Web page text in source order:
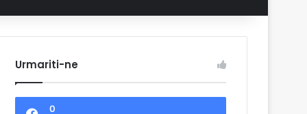
Urmariti-ne
0